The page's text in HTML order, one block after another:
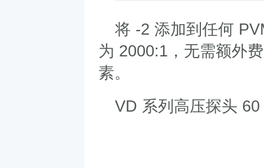
将 -2 添加到任何
为 2000:1 ，无需额外
素。
VD 系列高压探头 60